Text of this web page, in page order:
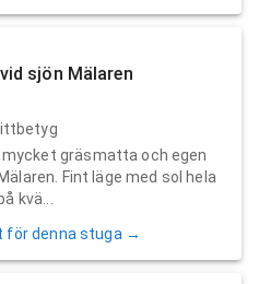
sjön Mälaren
gräsmatta och egen
Fint läge med sol hela
kvä...
för denna stuga →